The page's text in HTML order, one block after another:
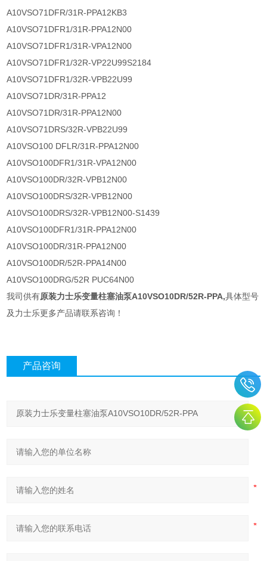
A10VSO71DFR/31R-PPA12KB3
A10VSO71DFR1/31R-PPA12N00
A10VSO71DFR1/31R-VPA12N00
A10VSO71DFR1/32R-VP22U99S2184
A10VSO71DFR1/32R-VPB22U99
A10VSO71DR/31R-PPA12
A10VSO71DR/31R-PPA12N00
A10VSO71DRS/32R-VPB22U99
A10VSO100 DFLR/31R-PPA12N00
A10VSO100DFR1/31R-VPA12N00
A10VSO100DR/32R-VPB12N00
A10VSO100DRS/32R-VPB12N00
A10VSO100DRS/32R-VPB12N00-S1439
A10VSO100DFR1/31R-PPA12N00
A10VSO100DR/31R-PPA12N00
A10VSO100DR/52R-PPA14N00
A10VSO100DRG/52R PUC64N00
我司供有原装力士乐变量柱塞油泵A10VSO10DR/52R-PPA,具体型号
及力士乐更多产品请联系咨询！
产品咨询